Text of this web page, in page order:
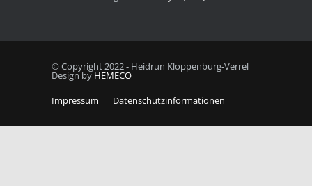
© Copyright 2022 - Heidrun Kloppenburg-Verrel |
Design byHEMECO
Impressum
Datenschutzinformationen